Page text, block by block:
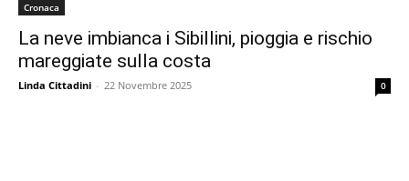
Cronaca
La neve imbianca i Sibillini, pioggia e rischio
mareggiate sulla costa
Linda Cittadini - 22 Novembre 2025 0